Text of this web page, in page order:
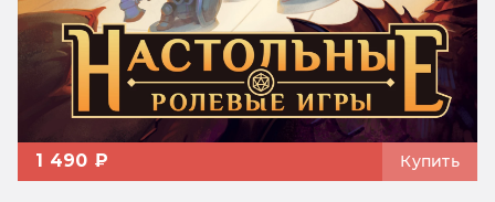
1 490 ₽ Купить